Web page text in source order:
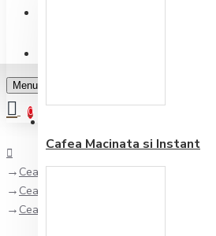
Cafea Macinata si Instant
Menu
0
Ceai şi Ciocolată
Ceai
Ceai de Plante Ronnefeldt Vanilla